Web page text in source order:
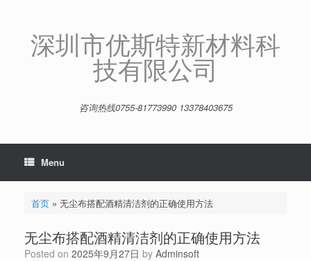
深圳市优斯特新材料科
技有限公司
咨询热线0755-81773990 13378403675
Menu
首页» 无尘布搭配酒精清洁剂的正确使用方法
无尘布搭配酒精清洁剂的正确使用方法
Posted on 2025年9月27日 by Adminsoft